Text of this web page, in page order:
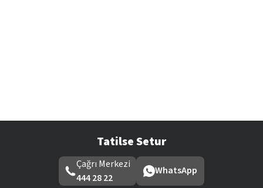
Tatilse Setur
Çağrı Merkezi
444 28 22
WhatsApp